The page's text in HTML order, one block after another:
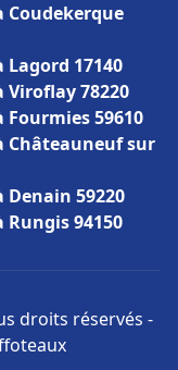
Coudekerque
17140
78220
59610
Châteauneuf sur
59220
94150
droits réservés -